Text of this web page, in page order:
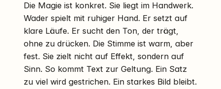
Die Magie ist konkret. Sie liegt im Handwerk.
Wader spielt mit ruhiger Hand. Er setzt auf
klare Läufe. Er sucht den Ton, der trägt,
ohne zu drücken. Die Stimme ist warm, aber
fest. Sie zielt nicht auf Effekt, sondern auf
Sinn. So kommt Text zur Geltung. Ein Satz
zu viel wird gestrichen. Ein starkes Bild bleibt.